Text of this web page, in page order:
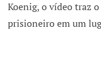
Koenig, o vídeo traz
prisioneiro em um